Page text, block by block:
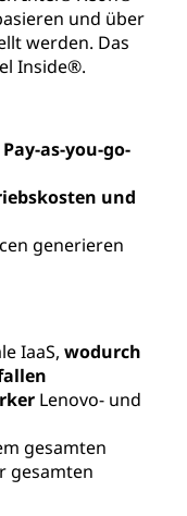
und über
werden. Das
Inside®.
as-you-go-
und
generieren
IaaS, wodurch
Lenovo- und
gesamten
gesamten